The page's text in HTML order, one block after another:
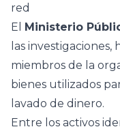
red
El Ministerio
las
miembros de la
bienes utilizados
lavado de dinero.
Entre los activos